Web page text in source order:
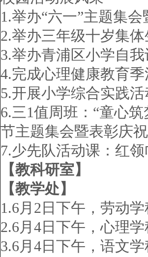
1.举办“六一”主题集
2.举办三年级十岁集
3.举办青浦区小学自
4.完成心理健康教育
5.开展小学综合实践
6.三1值周班：“童心
节主题集会暨表彰庆
7.少先队活动课：红
【教科研室】
【教学处】
1.6 月 2 日下午，劳动
2.6 月 4 日下午，心理
3.6 月 4 日下午，语文